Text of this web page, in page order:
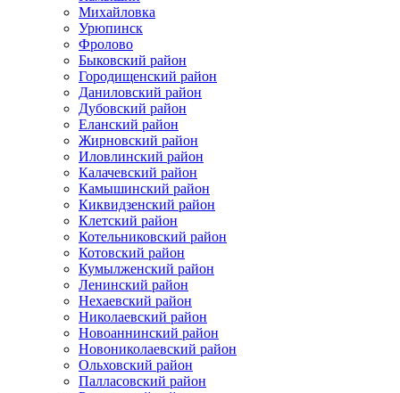
Михайловка
Урюпинск
Фролово
Быковский район
Городищенский район
Даниловский район
Дубовский район
Еланский район
Жирновский район
Иловлинский район
Калачевский район
Камышинский район
Киквидзенский район
Клетский район
Котельниковский район
Котовский район
Кумылженский район
Ленинский район
Нехаевский район
Николаевский район
Новоаннинский район
Новониколаевский район
Ольховский район
Палласовский район